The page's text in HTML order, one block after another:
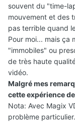
souvent du "time-
mouvement et des
pas terrible quand
Pour moi... mais ça
"immobiles" ou
de très haute
vidéo.
Malgré mes
cette expérience
Nota: Avec Magix
problème particulier.